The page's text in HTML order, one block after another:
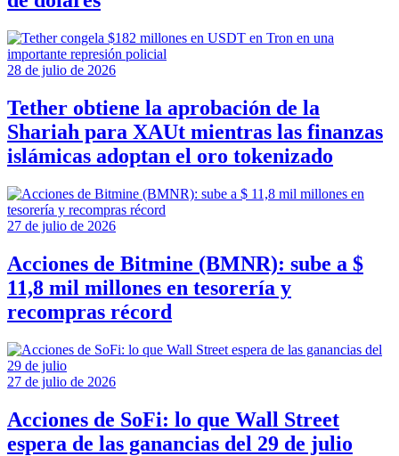
28 de julio de 2026
Tether obtiene la aprobación de la
Shariah para XAUt mientras las finanzas
islámicas adoptan el oro tokenizado
27 de julio de 2026
Acciones de Bitmine (BMNR): sube a $
11,8 mil millones en tesorería y
recompras récord
27 de julio de 2026
Acciones de SoFi: lo que Wall Street
espera de las ganancias del 29 de julio